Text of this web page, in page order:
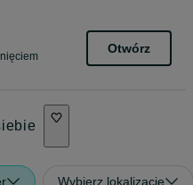
Otwórz
Wybierz lokalizację